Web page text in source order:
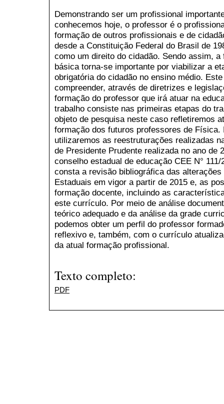
Demonstrando ser um profissional
conhecemos hoje, o professor é o
formação de outros profissionais e de
desde a Constituição Federal do Brasil de
como um direito do cidadão. Sendo assim,
básica torna-se importante por viabilizar a
obrigatória do cidadão no ensino médio.
compreender, através de diretrizes e
formação do professor que irá atuar na
trabalho consiste nas primeiras etapas do
objeto de pesquisa neste caso refletiremos
formação dos futuros professores de Física.
utilizaremos as reestruturações realizadas
de Presidente Prudente realizada no ano de
conselho estadual de educação CEE N°
consta a revisão bibliográfica das
Estaduais em vigor a partir de 2015 e, as
formação docente, incluindo as
este currículo. Por meio de análise
teórico adequado e da análise da grade
podemos obter um perfil do professor
reflexivo e, também, com o currículo
da atual formação profissional.
Texto completo:
PDF